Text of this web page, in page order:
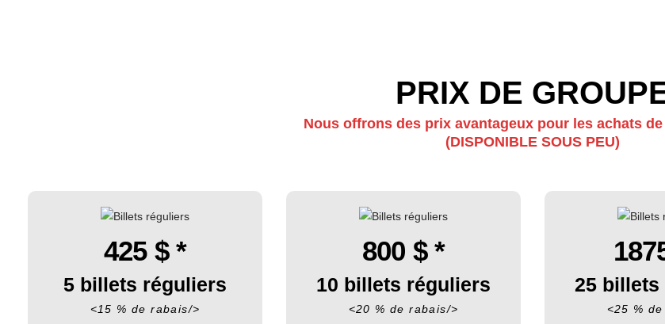
PRIX DE
Nous offrons des prix avantageux pour les achats
(DISPONIBLE SOUS PEU)
425 $ *
5 billets réguliers
<15 % de rabais/>
800 $ *
10 billets réguliers
<20 % de rabais/>
25
<25 %